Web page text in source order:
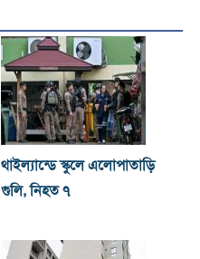
থাইল্যান্ডে স্কুলে এলোপাতাড়ি
গুলি, নিহত ৭